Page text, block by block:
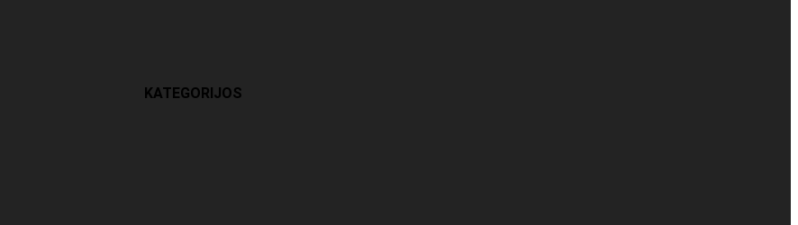
KATEGORIJOS